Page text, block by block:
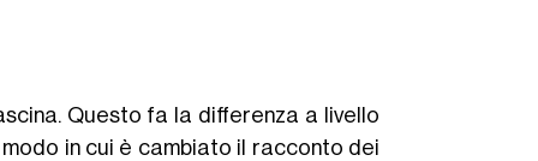
Questo fa la differenza a livello
in cui è cambiato il racconto dei